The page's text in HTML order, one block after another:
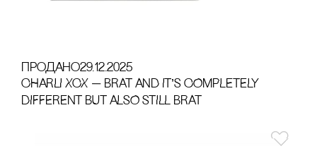
продано29.12.2025
CHARLI XCX — BRAT AND IT’S COMPLETELY
DIFFERENT BUT ALSO STILL BRAT